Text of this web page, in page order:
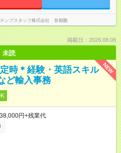
ンプスタッフ株式会社 首都圏
掲載日：2026.08.08
未読
NEW
時＊経験・英語スキル
ど輸入事務
円+残業代